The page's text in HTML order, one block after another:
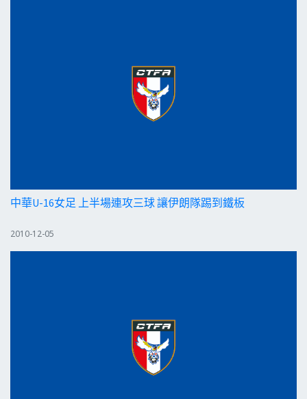
中華U-16女足 上半場連攻三球 讓伊朗隊踢到鐵板
2010-12-05